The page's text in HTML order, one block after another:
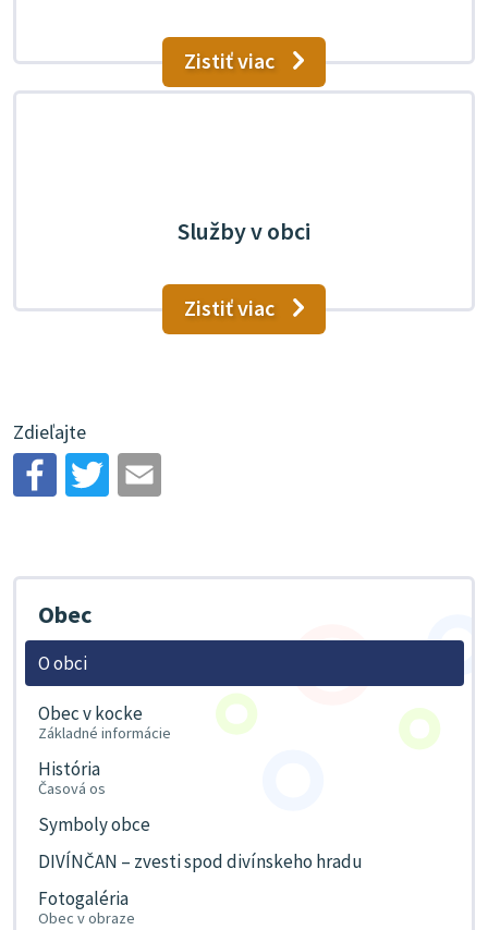
Zistiť viac
Služby v obci
Zistiť viac
Zdieľajte
Obec
O obci
Obec v kocke
Základné informácie
História
Časová os
Symboly obce
DIVÍNČAN – zvesti spod divínskeho hradu
Fotogaléria
Obec v obraze